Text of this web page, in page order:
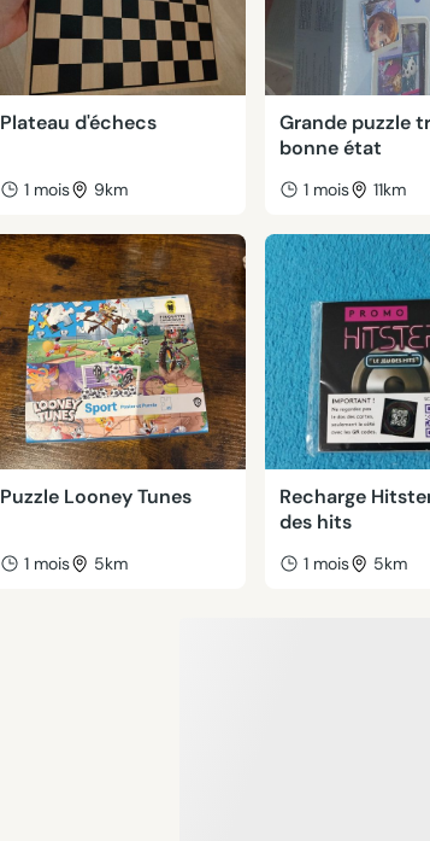
Plateau d'échecs
1 mois 9km
Grande puzzle
bonne état
1 mois 11km
Puzzle Looney Tunes
1 mois 5km
Recharge
des hits
1 mois 5km